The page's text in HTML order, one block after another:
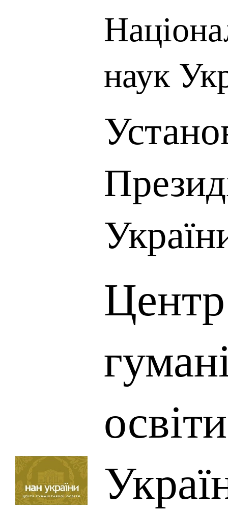
наук
Центр